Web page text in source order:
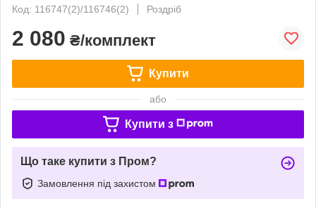
Код: 116747(2)/116746(2)
Роздріб
2 080 ₴/комплект
Купити
або
Купити з
Що таке купити з Пром?
Замовлення під захистом